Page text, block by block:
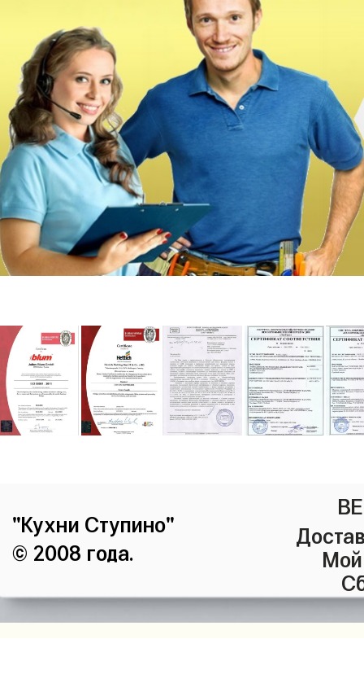
"Кухни Ступино"
© 2008 года.